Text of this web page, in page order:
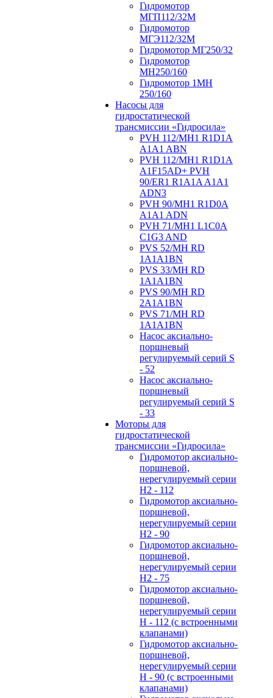
Гидромотор
МГП112/32М
Гидромотор
МГЭ112/32M
Гидромотор МГ250/32
Гидромотор
МН250/160
Гидромотор 1МН
250/160
Насосы для
гидростатической
трансмиссии «Гидросила»
PVH 112/MH1 R1D1A
A1A1 ABN
PVH 112/MH1 R1D1A
A1F15AD+ PVH
90/ER1 R1A1A A1A1
ADN3
PVH 90/MH1 R1D0A
A1A1 ADN
PVH 71/MH1 L1C0A
C1G3 AND
PVS 52/MH RD
1A1A1BN
PVS 33/MH RD
1A1A1BN
PVS 90/MH RD
2A1A1BN
PVS 71/MH RD
1A1A1BN
Hасос аксиально-
поршневый
регулируемый серий S
- 52
Hасос аксиально-
поршневый
регулируемый серий S
- 33
Моторы для
гидростатической
трансмиссии «Гидросила»
Гидромотор аксиально-
поршневой,
нерегулируемый cерии
H2 - 112
Гидромотор аксиально-
поршневой,
нерегулируемый cерии
H2 - 90
Гидромотор аксиально-
поршневой,
нерегулируемый cерии
H2 - 75
Гидромотор аксиально-
поршневой,
нерегулируемый cерии
H - 112 (с встроенными
клапанами)
Гидромотор аксиально-
поршневой,
нерегулируемый cерии
H - 90 (с встроенными
клапанами)